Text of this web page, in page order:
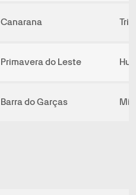
Canarana
Primavera do Leste
Barra do Garças